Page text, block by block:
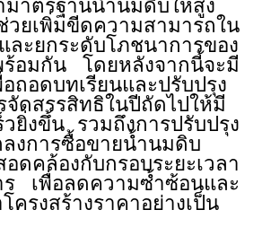
าตรฐานน้ำนมดิบให้สูง
ยเพิ่มขีดความสามารถใน
ละยกระดับโภชนาการของ
ร้อมกัน โดยหลังจากนี้จะมี
ถอดบทเรียนและปรับปรุง
จัดสรรสิทธิในปีถัดไปให้มี
วยิ่งขึ้น รวมถึงการปรับปรุง
งการซื้อขายน้ำนมดิบ
ดคล้องกับกรอบระยะเวลา
ร เพื่อลดความซ้ำซ้อนและ
ครงสร้างราคาอย่างเป็น